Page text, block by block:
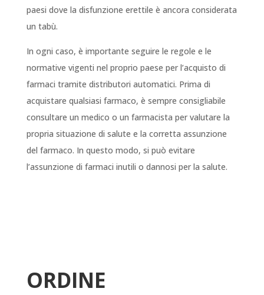
paesi dove la disfunzione erettile è ancora considerata
un tabù.
In ogni caso, è importante seguire le regole e le
normative vigenti nel proprio paese per l’acquisto di
farmaci tramite distributori automatici. Prima di
acquistare qualsiasi farmaco, è sempre consigliabile
consultare un medico o un farmacista per valutare la
propria situazione di salute e la corretta assunzione
del farmaco. In questo modo, si può evitare
l’assunzione di farmaci inutili o dannosi per la salute.
ORDINE